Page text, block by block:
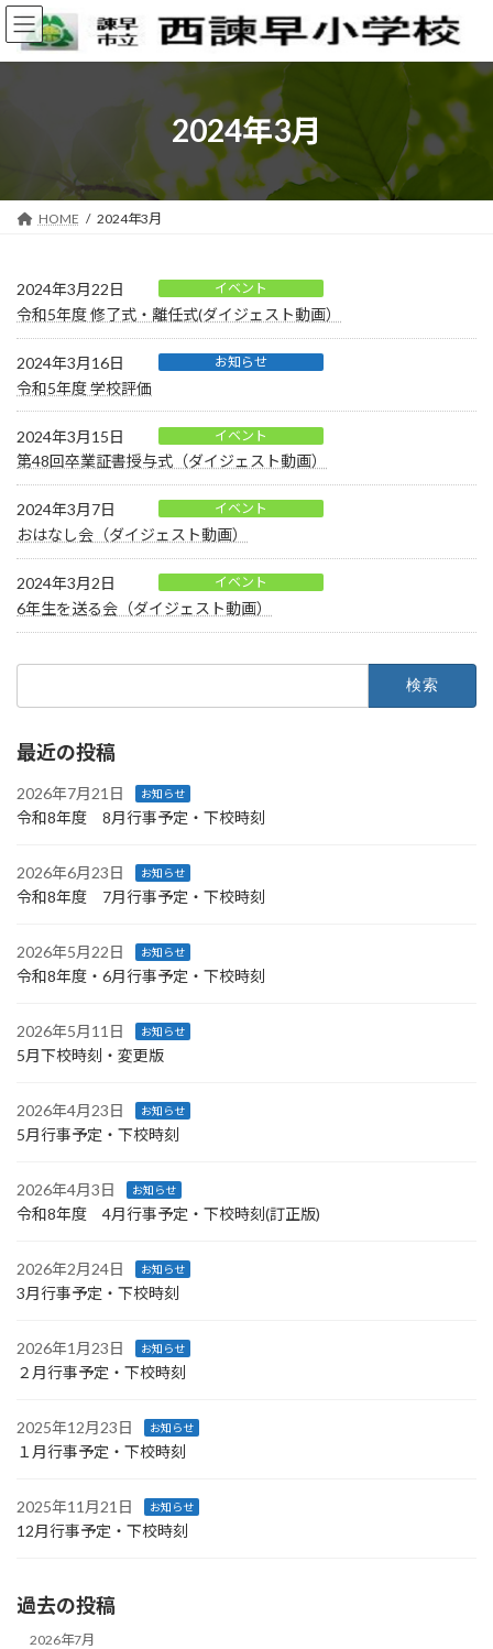
コ
ン
ナ
ビ
2024年3月
HOME 2024年3月
2024年3月22日 イベント
令和5年度 修了式・離任式(ダイジェスト動画）
2024年3月16日 お知らせ
令和5年度 学校評価
2024年3月15日 イベント
第48回卒業証書授与式（ダイジェスト動画）
2024年3月7日 イベント
おはなし会（ダイジェスト動画）
2024年3月2日 イベント
6年生を送る会（ダイジェスト動画）
最近の投稿
2026年7月21日 お知らせ
令和8年度 8月行事予定・下校時刻
2026年6月23日 お知らせ
令和8年度 7月行事予定・下校時刻
2026年5月22日 お知らせ
令和8年度・6月行事予定・下校時刻
2026年5月11日 お知らせ
5月下校時刻・変更版
2026年4月23日 お知らせ
5月行事予定・下校時刻
2026年4月3日 お知らせ
令和8年度 4月行事予定・下校時刻(訂正版)
2026年2月24日 お知らせ
3月行事予定・下校時刻
2026年1月23日 お知らせ
２月行事予定・下校時刻
2025年12月23日 お知らせ
１月行事予定・下校時刻
2025年11月21日 お知らせ
12月行事予定・下校時刻
過去の投稿
2026年7月